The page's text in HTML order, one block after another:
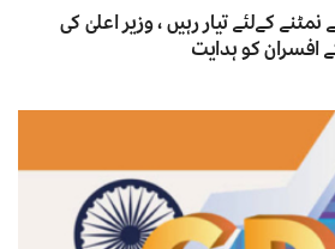
کےلئے تیار رہیں ، وزیر اعلیٰ کی
کو ہدایت